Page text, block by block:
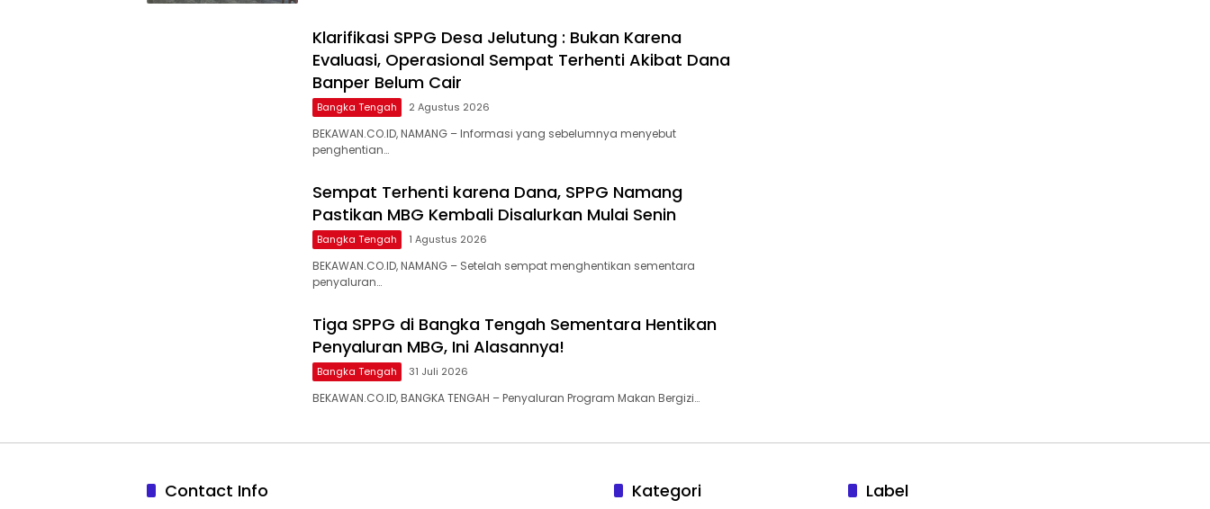
‎Klarifikasi SPPG Desa Jelutung : Bukan Karena
Evaluasi, Operasional Sempat Terhenti Akibat Dana
Banper Belum Cair
Bangka Tengah 2 Agustus 2026
BEKAWAN.CO.ID, NAMANG – Informasi yang sebelumnya menyebut
penghentian…
‎Sempat Terhenti karena Dana, SPPG Namang
Pastikan MBG Kembali Disalurkan Mulai Senin
Bangka Tengah 1 Agustus 2026
BEKAWAN.CO.ID, NAMANG – Setelah sempat menghentikan sementara
penyaluran…
‎Tiga SPPG di Bangka Tengah Sementara Hentikan
Penyaluran MBG, Ini Alasannya! ‎
Bangka Tengah 31 Juli 2026
BEKAWAN.CO.ID, BANGKA TENGAH – Penyaluran Program Makan Bergizi…
Contact Info Kategori Label